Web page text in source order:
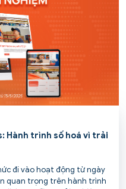
Hành trình số hoá vì trải
đi vào hoạt động từ ngày
quan trọng trên hành trình